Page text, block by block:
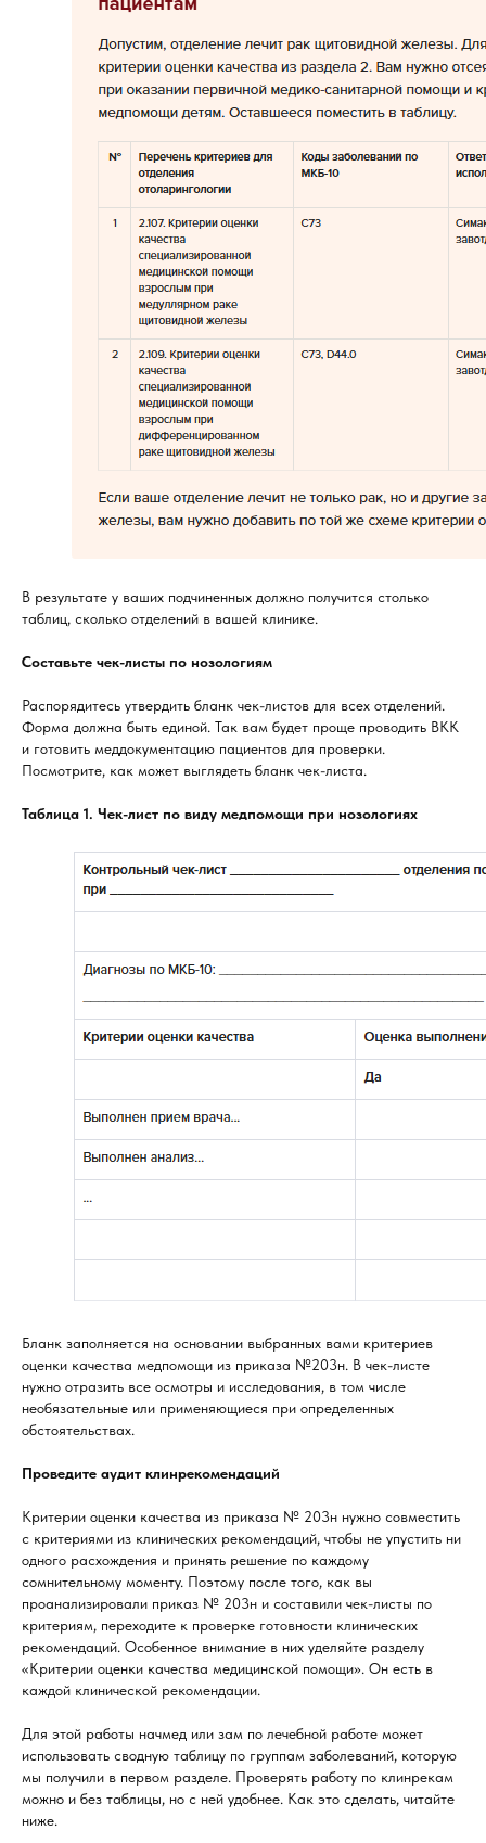
В результате у ваших подчиненных должно получится столько
таблиц, сколько отделений в вашей клинике.
Составьте чек-листы по нозологиям
Распорядитесь утвердить бланк чек-листов для всех отделений.
Форма должна быть единой. Так вам будет проще проводить ВКК
и готовить меддокументацию пациентов для проверки.
Посмотрите, как может выглядеть бланк чек-листа.
Таблица 1. Чек-лист по виду медпомощи при нозологиях
Бланк заполняется на основании выбранных вами критериев
оценки качества медпомощи из приказа №203н. В чек-листе
нужно отразить все осмотры и исследования, в том числе
необязательные или применяющиеся при определенных
обстоятельствах.
Проведите аудит клинрекомендаций
Критерии оценки качества из приказа № 203н нужно совместить
с критериями из клинических рекомендаций, чтобы не упустить ни
одного расхождения и принять решение по каждому
сомнительному моменту. Поэтому после того, как вы
проанализировали приказ № 203н и составили чек-листы по
критериям, переходите к проверке готовности клинических
рекомендаций. Особенное внимание в них уделяйте разделу
«Критерии оценки качества медицинской помощи». Он есть в
каждой клинической рекомендации.
Для этой работы начмед или зам по лечебной работе может
использовать сводную таблицу по группам заболеваний, которую
мы получили в первом разделе. Проверять работу по клинрекам
можно и без таблицы, но с ней удобнее. Как это сделать, читайте
ниже.